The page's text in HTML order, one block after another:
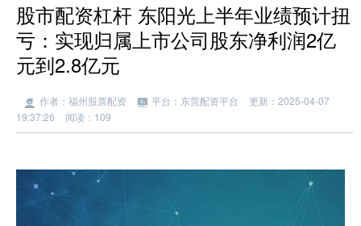
股市配资杠杆 东阳光上半年业绩预计扭
亏：实现归属上市公司股东净利润2亿
元到2.8亿元
作者：福州股票配资 平台：东莞配资平台
更新：2025-04-07
19:37:26
阅读：109